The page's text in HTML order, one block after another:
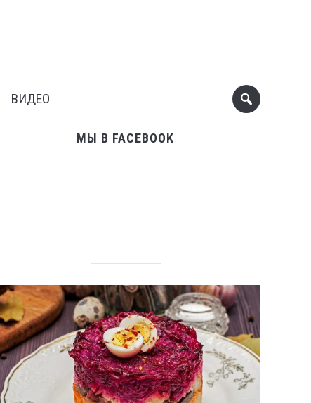
ВИДЕО
МЫ В FACEBOOK